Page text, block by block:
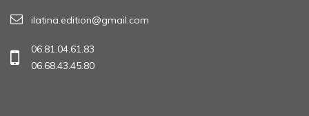
ilatina.edition@gmail.com
06.81.04.61.83
06.68.43.45.80